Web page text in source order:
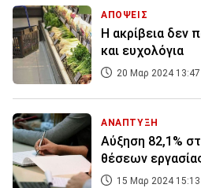
ΑΠΟΨΕΙΣ
Η ακρίβεια δεν
και ευχολόγια
20 Μαρ 2024 13:47
ΑΝΑΠΤΥΞΗ
Αύξηση 82,1%
θέσεων
15 Μαρ 2024 15:13